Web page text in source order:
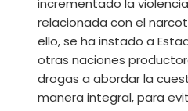
incrementado la violencia
relacionada con el
ello, se ha instado a
otras naciones
drogas a abordar la
manera integral, para